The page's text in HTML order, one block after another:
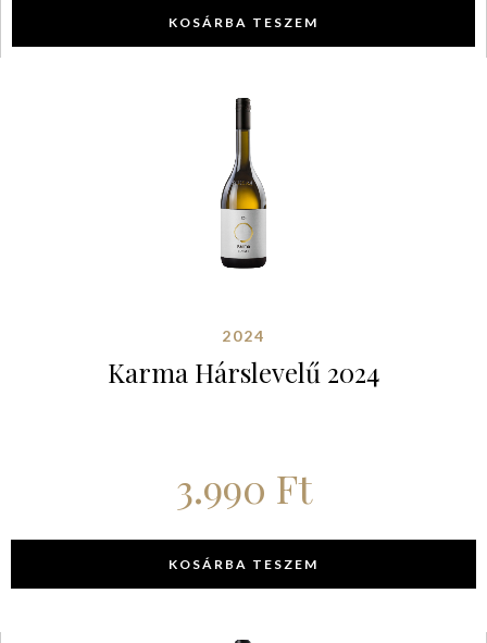
KOSÁRBA TESZEM
2024
Karma Hárslevelű 2024
3.990 Ft
KOSÁRBA TESZEM